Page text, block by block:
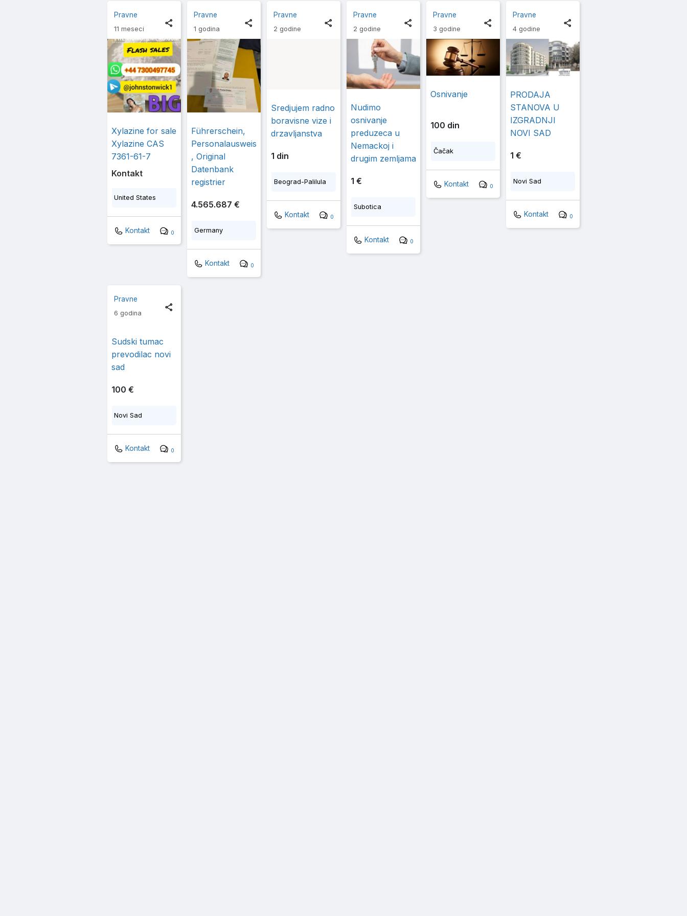
Pravne
11 meseci
Xylazine for sale
Xylazine CAS
7361-61-7
Kontakt
United States
Kontakt 0
Pravne
1 godina
Führerschein,
Personalausweis
, Original
Datenbank
registrier
4.565.687 €
Germany
Kontakt 0
Pravne
2 godine
Sredjujem radno
boravisne vize i
drzavljanstva
1 din
Beograd-Palilula
Kontakt 0
Pravne
2 godine
Nudimo
osnivanje
preduzeca u
Nemackoj i
drugim zemljama
1 €
Subotica
Kontakt 0
Pravne
3 godine
Osnivanje
100 din
Čačak
Kontakt 0
Pravne
4 godine
PRODAJA
STANOVA U
IZGRADNJI
NOVI SAD
1 €
Novi Sad
Kontakt 0
Pravne
6 godina
Sudski tumac
prevodilac novi
sad
100 €
Novi Sad
Kontakt 0